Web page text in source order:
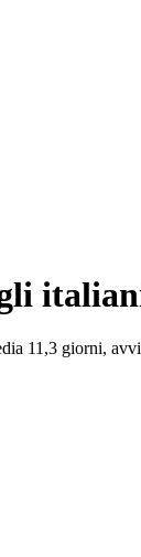
11,3 giorni,